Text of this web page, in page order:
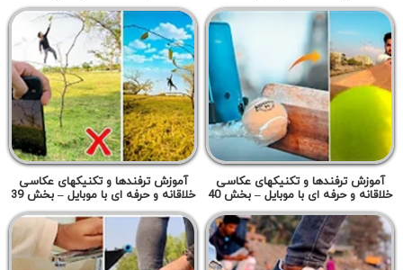
آموزش ترفندها و تکنیکهای عکاسی
خلاقانه و حرفه ای با موبایل – بخش 40
آموزش ترفندها و تکنیکهای عکاسی
خلاقانه و حرفه ای با موبایل – بخش 39